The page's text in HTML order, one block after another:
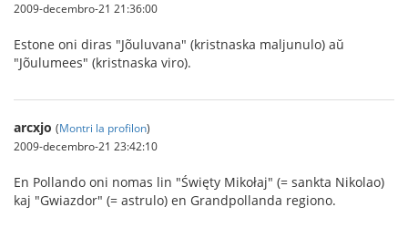
2009-decembro-21 21:36:00
Estone oni diras "Jõuluvana" (kristnaska maljunulo) aŭ
"Jõulumees" (kristnaska viro).
arcxjo (Montri la profilon)
2009-decembro-21 23:42:10
En Pollando oni nomas lin "Święty Mikołaj" (= sankta Nikolao)
kaj "Gwiazdor" (= astrulo) en Grandpollanda regiono.